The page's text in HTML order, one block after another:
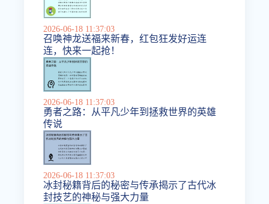
2026-06-18 11:37:03
召唤神龙送福来新春，红包狂发好运连
连，快来一起抢！
2026-06-18 11:37:03
勇者之路：从平凡少年到拯救世界的英雄
传说
2026-06-18 11:37:03
冰封秘籍背后的秘密与传承揭示了古代冰
封技艺的神秘与强大力量